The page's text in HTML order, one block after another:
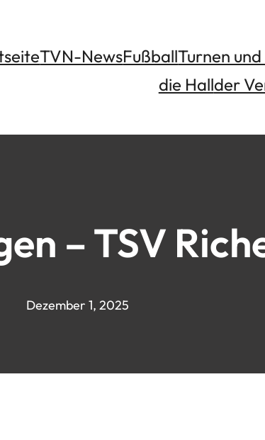
TVN-NewsFußballTurnen
die Hallder
– TSV
Dezember 1, 2025